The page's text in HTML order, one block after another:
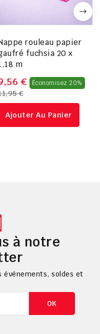
rouleau papier
fuchsia 20 x
m
€ Économisez 20%
​​
€
Ajouter Au Panier
à notre
événements, soldes et